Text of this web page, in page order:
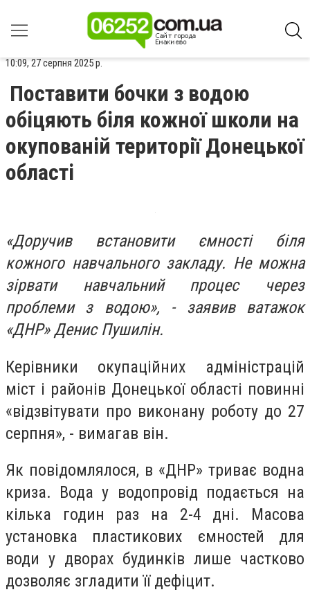
10:09, 27 серпня 2025 р.
Поставити бочки з водою
обіцяють біля кожної школи на
окупованій території Донецької
області
«Доручив встановити ємності біля
кожного навчального закладу. Не можна
зірвати навчальний процес через
проблеми з водою», - заявив ватажок
«ДНР» Денис Пушилін.
Керівники окупаційних адміністрацій
міст і районів Донецької області повинні
«відзвітувати про виконану роботу до 27
серпня», - вимагав він.
Як повідомлялося, в «ДНР» триває водна
криза. Вода у водопровід подається на
кілька годин раз на 2-4 дні. Масова
установка пластикових ємностей для
води у дворах будинків лише частково
дозволяє згладити її дефіцит.